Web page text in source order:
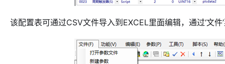
该配置表可通过CSV文件导入到EXCEL里面编辑，通过‘文件